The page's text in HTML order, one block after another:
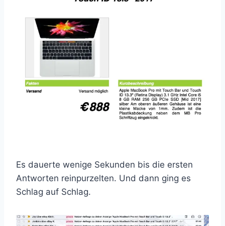
Es dauerte wenige Sekunden bis die ersten
Antworten reinpurzelten. Und dann ging es
Schlag auf Schlag.